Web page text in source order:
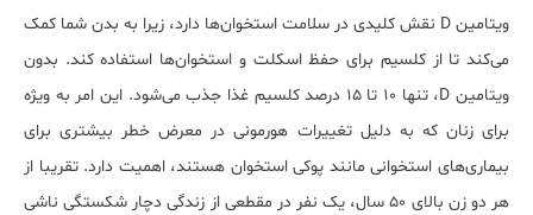
ویتامین D نقش کلیدی در سلامت استخوان‌ها دارد، زیرا به بدن شما کمک
می‌کند تا از کلسیم برای حفظ اسکلت و استخوان‎‌ها استفاده کند. بدون
ویتامین D، تنها ۱۰ تا ۱۵ درصد کلسیم غذا جذب می‌شود. این امر به ویژه
برای زنان که به دلیل تغییرات هورمونی در معرض خطر بیش‎تری برای
بیماری‌های استخوانی مانند پوکی استخوان هستند، اهمیت دارد. تقریبا از
هر دو زن بالای ۵۰ سال، یک نفر در مقطعی از زندگی دچار شکستگی ناشی